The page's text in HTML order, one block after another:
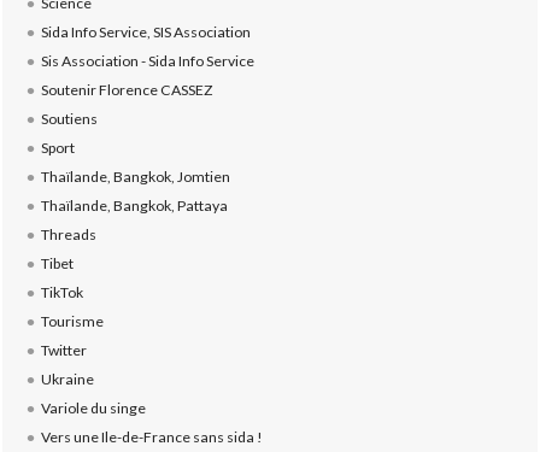
Sida Info Service, SIS Association
Sis Association - Sida Info Service
Soutenir Florence CASSEZ
Soutiens
Sport
Thaïlande, Bangkok, Jomtien
Thaïlande, Bangkok, Pattaya
Threads
Tibet
TikTok
Tourisme
Twitter
Ukraine
Variole du singe
Vers une Ile-de-France sans sida !